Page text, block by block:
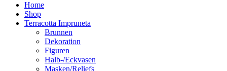
Home
Shop
Terracotta Impruneta
Brunnen
Dekoration
Figuren
Halb-/Eckvasen
Masken/Reliefs